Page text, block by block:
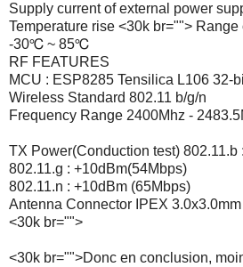
Supply current of external power
Temperature rise <30k br="">
-30℃ ~ 85℃
RF FEATURES
MCU : ESP8285 Tensilica L106 32-
Wireless Standard 802.11 b/g/n
Frequency Range 2400Mhz -
TX Power(Conduction test) 802.11.b
802.11.g : +10dBm(54Mbps)
802.11.n : +10dBm (65Mbps)
Antenna Connector IPEX 3.0x3.0mm
<30k br="">
<30k br="">Donc en conclusion,